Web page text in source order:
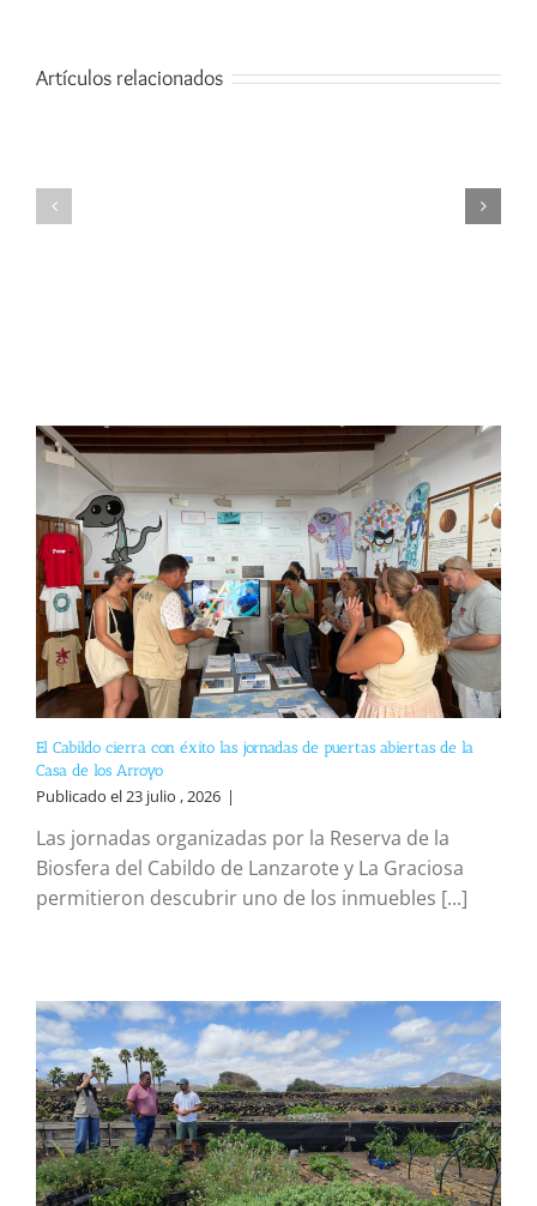
Artículos relacionados
El Cabildo cierra con éxito las jornadas de puertas abiertas de la
Casa de los Arroyo
Publicado el 23 julio , 2026 |
Las jornadas organizadas por la Reserva de la
Biosfera del Cabildo de Lanzarote y La Graciosa
permitieron descubrir uno de los inmuebles [...]